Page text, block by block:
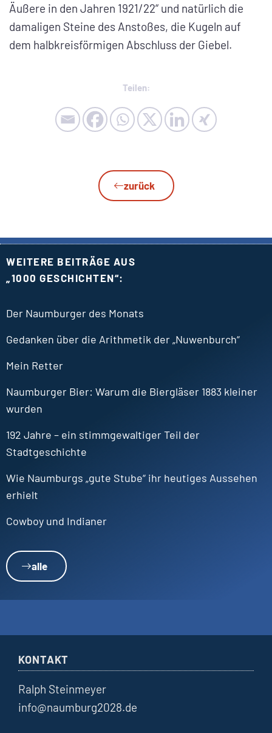
Äußere in den Jahren 1921/22“ und natürlich die
damaligen Steine des Anstoßes, die Kugeln auf
dem halbkreisförmigen Abschluss der Giebel.
Teilen:
zurück
WEITERE BEITRÄGE AUS
1000 GESCHICHTEN“:
Der Naumburger des Monats
Gedanken über die Arithmetik der „Nuwenburch“
Mein Retter
Naumburger Bier: Warum die Biergläser 1883 kleiner
wurden
192 Jahre – ein stimmgewaltiger Teil der
Stadtgeschichte
Wie Naumburgs „gute Stube“ ihr heutiges Aussehen
erhielt
Cowboy und Indianer
alle
KONTAKT
Ralph Steinmeyer
info@naumburg2028.de